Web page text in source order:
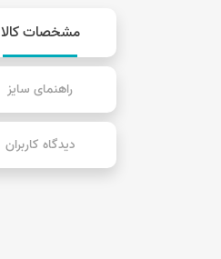
مشخصات کالا
راهنمای سایز
دیدگاه کاربران